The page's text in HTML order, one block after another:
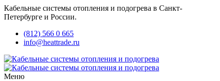
Кабельные системы отопления и подогрева в Санкт-
Петербурге и России.
(812) 566 0 665
info@heattrade.ru
Меню